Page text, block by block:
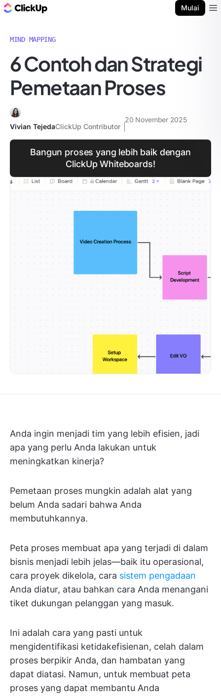
Mulai
MIND MAPPING
6 Contoh dan Strategi
Pemetaan Proses
Vivian TejedaClickUp Contributor
20 November 2025
Bangun proses yang lebih baik dengan
ClickUp Whiteboards!
Anda ingin menjadi tim yang lebih efisien, jadi
apa yang perlu Anda lakukan untuk
meningkatkan kinerja?
Pemetaan proses mungkin adalah alat yang
belum Anda sadari bahwa Anda
membutuhkannya.
Peta proses membuat apa yang terjadi di dalam
bisnis menjadi lebih jelas—baik itu operasional,
cara proyek dikelola, cara sistem pengadaan
Anda diatur, atau bahkan cara Anda menangani
tiket dukungan pelanggan yang masuk.
Ini adalah cara yang pasti untuk
mengidentifikasi ketidakefisienan, celah dalam
proses berpikir Anda, dan hambatan yang
dapat diatasi. Namun, untuk membuat peta
proses yang dapat membantu Anda